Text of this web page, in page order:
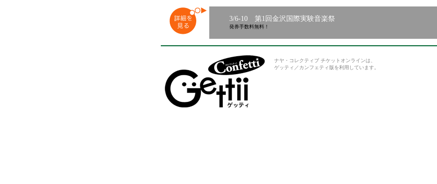
3/6-10 第1回金沢国際実験音楽祭
発券手数料無料！
ナヤ・コレクティブ チケットオンラインは、
ゲッティ／カンフェティ版を利用しています。